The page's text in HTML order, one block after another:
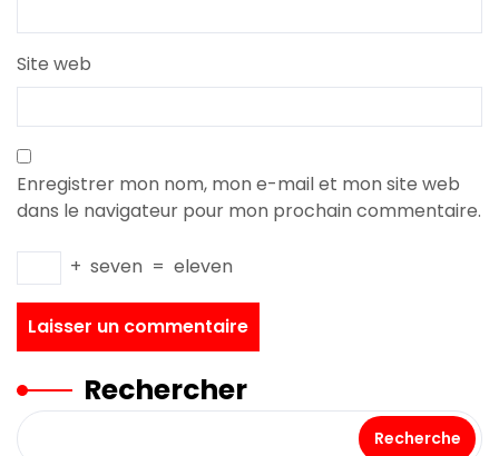
Site web
Enregistrer mon nom, mon e-mail et mon site web
dans le navigateur pour mon prochain commentaire.
+ seven = eleven
Rechercher
Recherche